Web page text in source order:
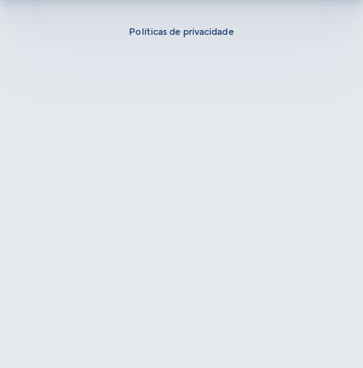
Políticas de privacidade